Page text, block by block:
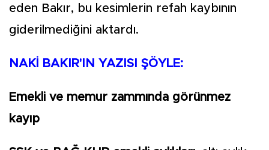
eden Bakır, bu kesimlerin refah kaybının
giderilmediğini aktardı.
NAKİ BAKIR'IN YAZISI ŞÖYLE:
Emekli ve memur zammında görünmez
kayıp